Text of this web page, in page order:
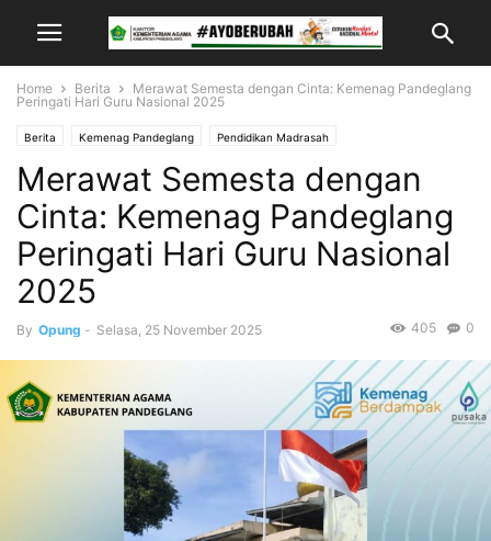
Home Berita
Merawat Semesta dengan Cinta: Kemenag Pandeglang
Peringati Hari Guru Nasional 2025
Berita Kemenag Pandeglang Pendidikan Madrasah
Merawat Semesta dengan
Cinta: Kemenag Pandeglang
Peringati Hari Guru Nasional
2025
By Opung - Selasa, 25 November 2025 0
405